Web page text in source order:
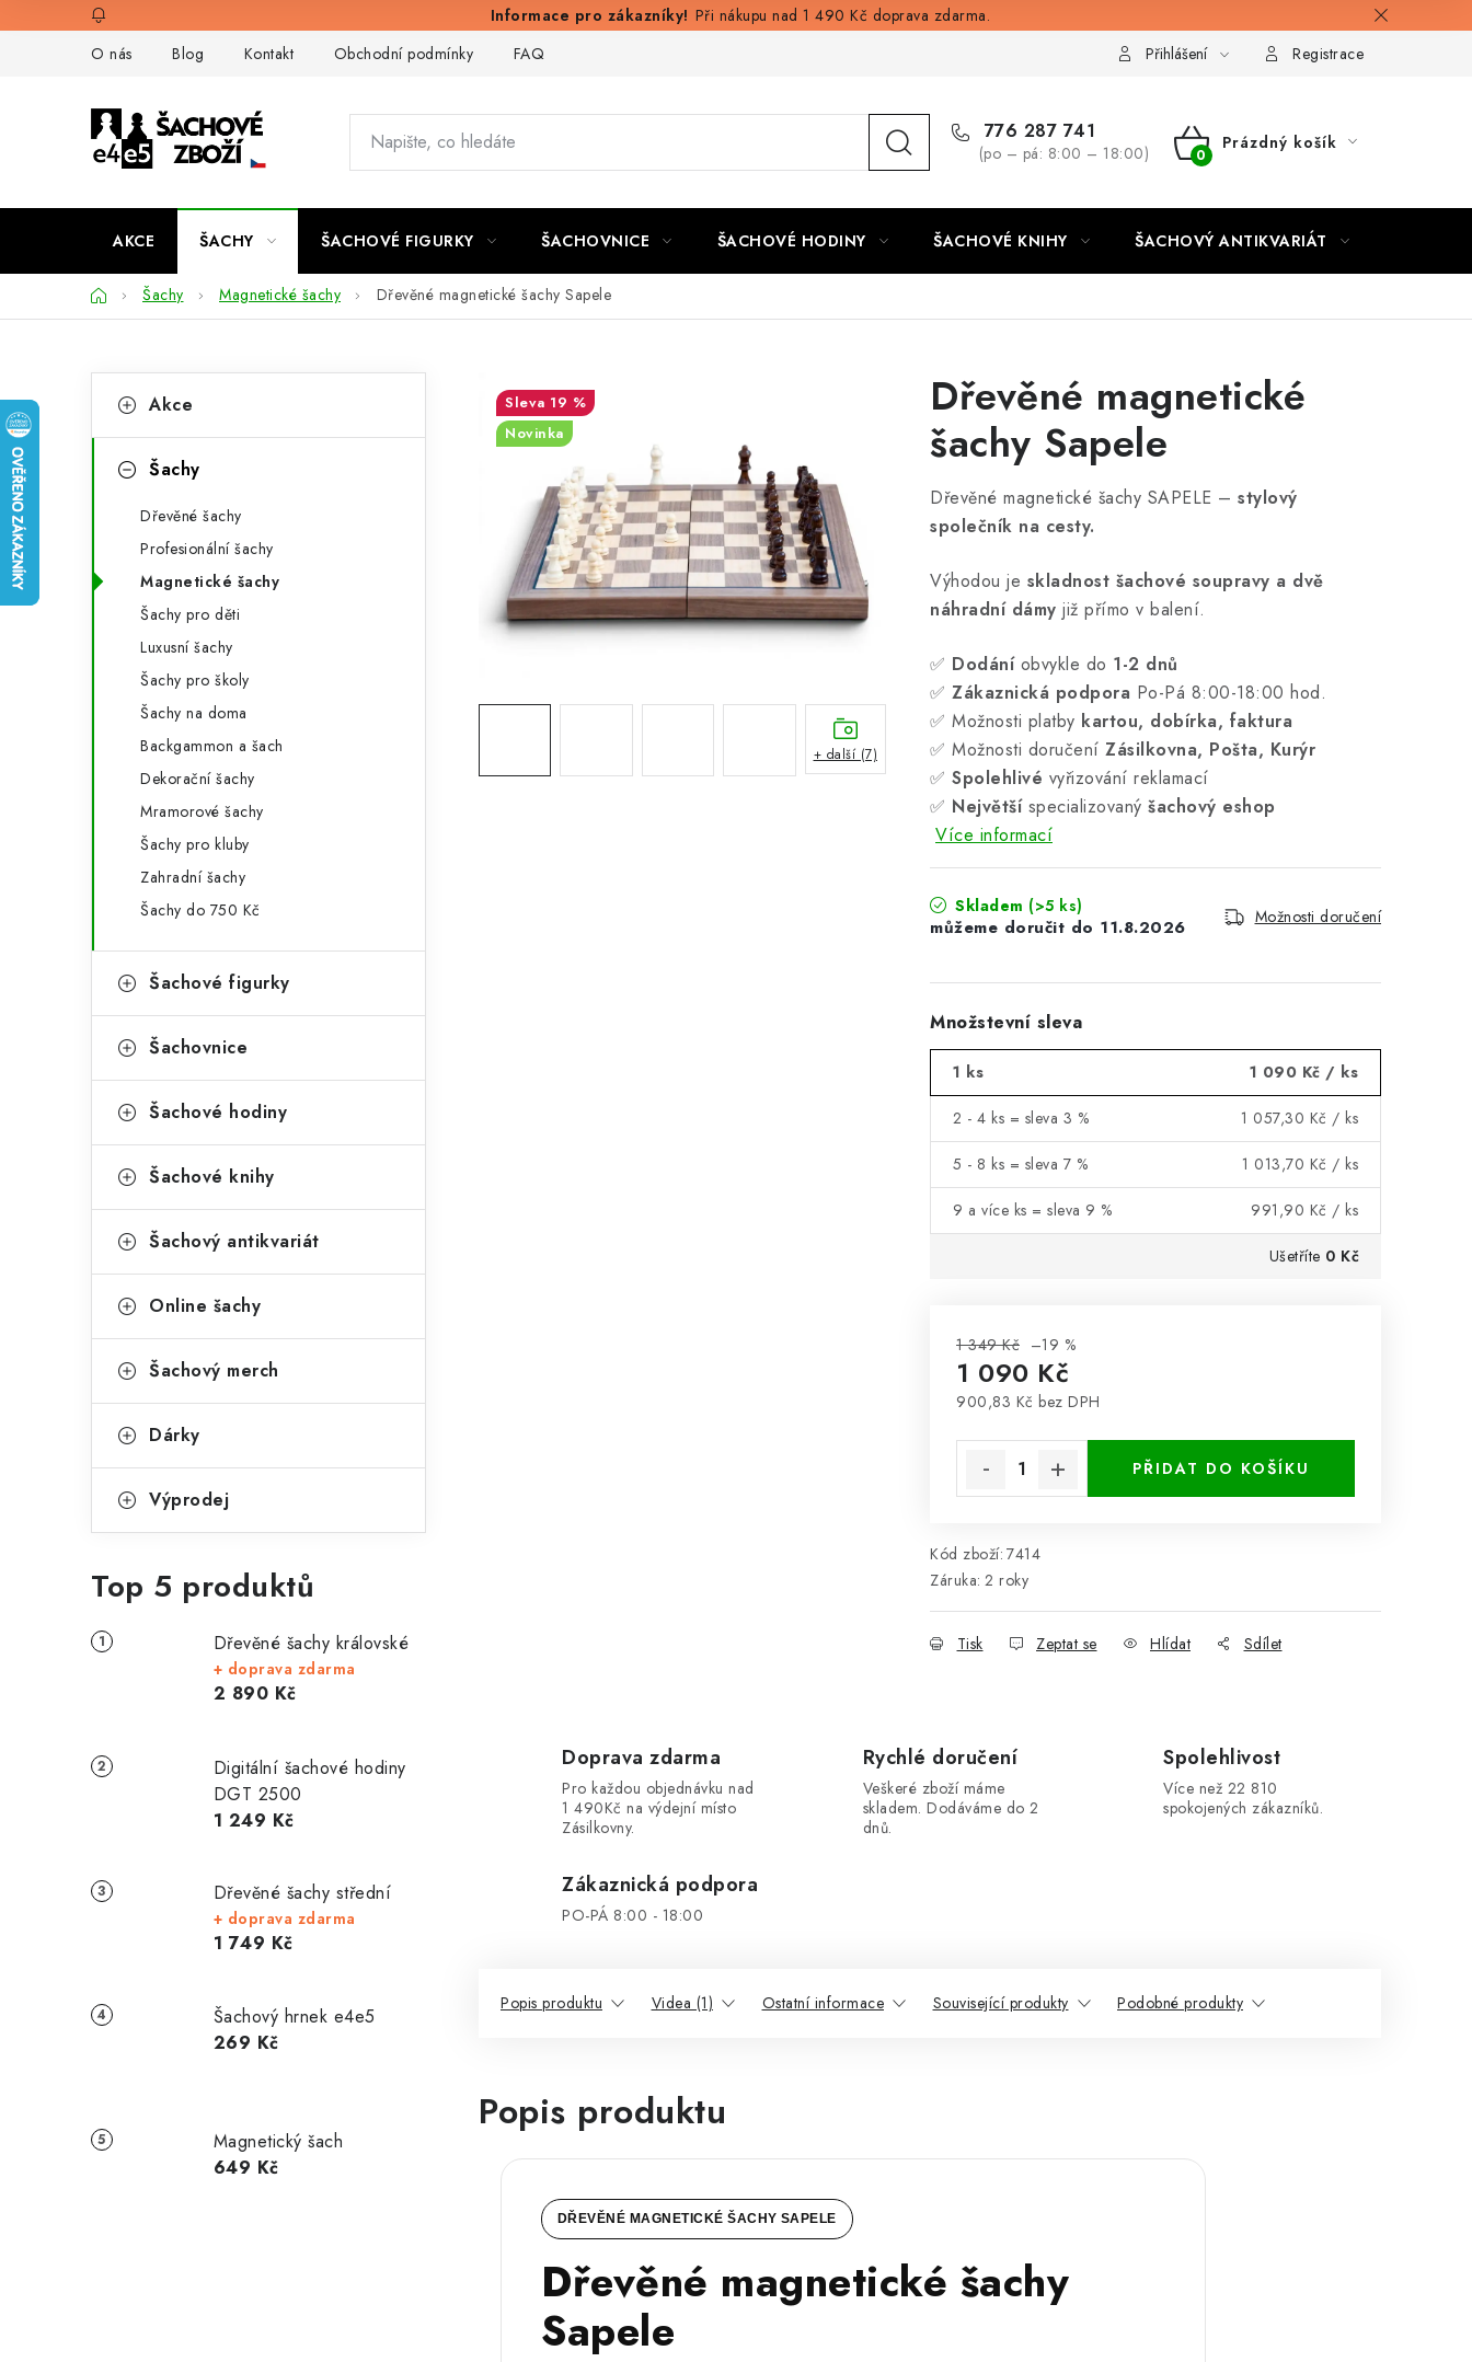
na
Při nákupu nad 1 490 Kč doprava zdarma.
O nás
Blog Kontakt Obchodní podmínky FAQ Přihlášení Registrace
776 287 741
(po – pá: 8:00 – 18:00)
NÁKUPNÍ
Prázdný košík
AKCE ŠACHY ŠACHOVÉ FIGURKY ŠACHOVNICE ŠACHOVÉ HODINY ŠACHOVÉ KNIHY ŠACHOVÝ ANTIKVARIÁT
DomůŠachy Magnetické šachy Dřevěné magnetické šachy Sapele
o
a
kategorie
a
o
Akce
Šachy
Dřevěné šachy
Profesionální šachy
Magnetické šachy
Šachy pro děti
Luxusní šachy
Šachy pro školy
Šachy na doma
Backgammon a šach
Dekorační šachy
Mramorové šachy
Šachy pro kluby
Zahradní šachy
Šachy do 750 Kč
Šachové figurky
Šachovnice
Šachové hodiny
Šachové knihy
Šachový antikvariát
Online šachy
Šachový merch
Dárky
Výprodej
Top 5 produktů
Dřevěné šachy královské
+ doprava zdarma
2 890 Kč
Digitální šachové hodiny
DGT 2500
1 249 Kč
Dřevěné šachy střední
+ doprava zdarma
1 749 Kč
Šachový hrnek e4e5
269 Kč
Magnetický šach
649 Kč
Dřevěné magnetické
šachy Sapele
Dřevěné magnetické šachy SAPELE – stylový
společník na cesty.
Výhodou je skladnost šachové soupravy a dvě
náhradní dámy již přímo v balení.
✅ Dodáníobvykle do 1-2 dnů
✅ Zákaznická podpora Po-Pá 8:00-18:00 hod.
✅ Možnosti platby kartou, dobírka, faktura
✅ Možnosti doručení Zásilkovna, Pošta, Kurýr
✅ Spolehlivé vyřizování reklamací
✅ Největšíspecializovaný šachový eshop
Více informací
Skladem (>5 ks)
11.8.2026 Možnosti doručení
Množstevní sleva
1 ks 1 090 Kč / ks
2 - 4 ks = sleva 3 % 1 057,30 Kč / ks
5 - 8 ks = sleva 7 % 1 013,70 Kč / ks
9 a více ks = sleva 9 % 991,90 Kč / ks
Ušetříte 0 Kč
1 349 Kč –19 %
1 090 Kč
900,83 Kč bez DPH
PŘIDAT DO KOŠÍKU
Kód zboží: 7414
Záruka: 2 roky
Tisk Zeptat se Hlídat Sdílet
19 %
Novinka
+ další (7)
Doprava zdarma
Pro každou objednávku nad
1 490Kč na výdejní místo
Zásilkovny.
Rychlé doručení
Veškeré zboží máme
skladem. Dodáváme do 2
dnů.
Spolehlivost
Více než 22 810
spokojených zákazníků.
Zákaznická podpora
PO-PÁ 8:00 - 18:00
Popis produktu Videa (1) Ostatní informace Související produkty Podobné produkty
Popis produktu
DŘEVĚNÉ MAGNETICKÉ ŠACHY SAPELE
Dřevěné magnetické šachy
Sapele